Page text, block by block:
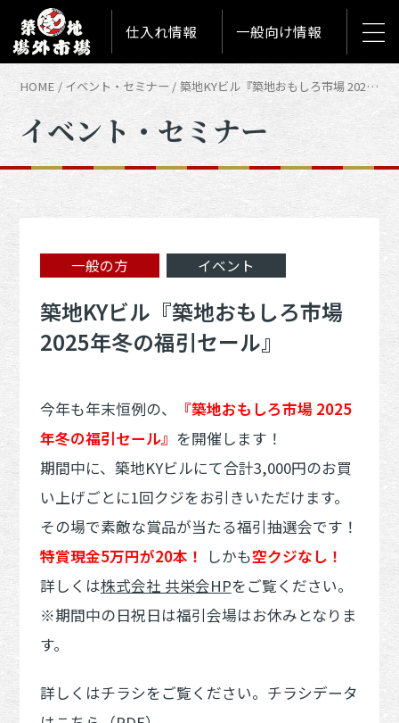
仕入れ情報 一般向け情報
HOME イベント・セミナー 築地KYビル『築地おもしろ市場 2025年冬の福引セール』 | イベント・セミナー
イベント・セミナー
一般の方 イベント
築地KYビル『築地おもしろ市場
2025年冬の福引セール』
今年も年末恒例の、
『築地おもしろ市場 2025
年冬の福引セール』 を開催します！
期間中に、築地KYビルにて合計3,000円のお買
い上げごとに1回クジをお引きいただけます。
その場で素敵な賞品が当たる福引抽選会です！
特賞現金5万円が20本！
しかも空クジなし！
詳しくは株式会社 共栄会HPをご覧ください。
※期間中の日祝日は福引会場はお休みとなりま
す。
詳しくはチラシをご覧ください。チラシデータ